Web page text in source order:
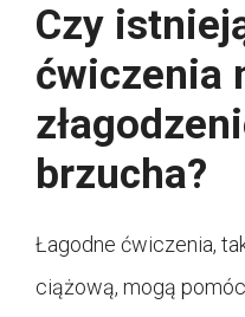
Czy
ćwiczenia
brzucha?
Łagodne ćwiczenia,
ciążową, mogą